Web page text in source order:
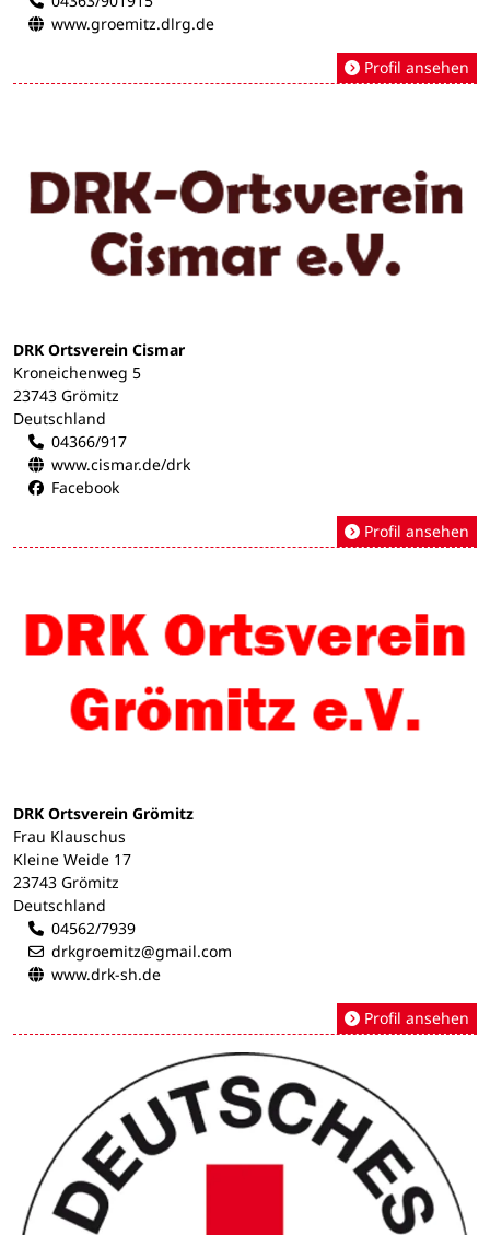
www.groemitz.dlrg.de
Profil ansehen
DRK Ortsverein Cismar
Kroneichenweg 5
23743 Grömitz
Deutschland
04366/917
www.cismar.de/drk
Facebook
Profil ansehen
DRK Ortsverein Grömitz
Frau Klauschus
Kleine Weide 17
23743 Grömitz
Deutschland
04562/7939
drkgroemitz@gmail.com
www.drk-sh.de
Profil ansehen